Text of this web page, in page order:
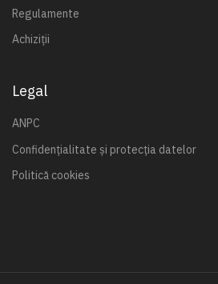
Regulamente
Achiziții
Legal
ANPC
Confidențialitate și protecția datelor
Politică cookies